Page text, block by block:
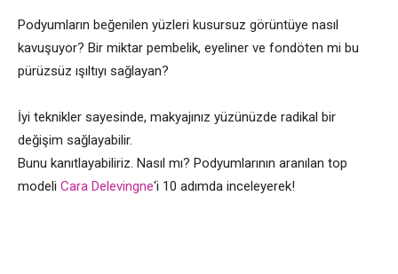
Podyumların beğenilen yüzleri kusursuz görüntüye nasıl
kavuşuyor? Bir miktar pembelik, eyeliner ve fondöten mi bu
pürüzsüz ışıltıyı sağlayan?
İyi teknikler sayesinde, makyajınız yüzünüzde radikal bir
değişim sağlayabilir.
Bunu kanıtlayabiliriz. Nasıl mı? Podyumlarının aranılan top
modeli Cara Delevingne‘i 10 adımda inceleyerek!